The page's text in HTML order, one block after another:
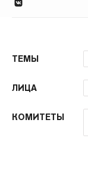
ТЕМЫ
ЛИЦА
КОМИТЕТЫ